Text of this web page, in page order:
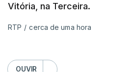
Vitória, na Terceira.
RTP / cerca de uma hora
OUVIR